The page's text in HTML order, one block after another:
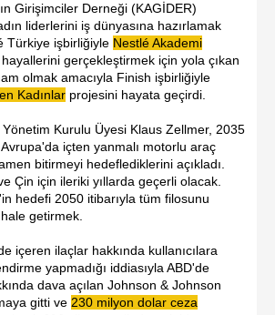
Girişimciler Derneği (KAGİDER)
liderlerini iş dünyasına hazırlamak
Türkiye işbirliğiyle Nestlé Akademi
hayallerini gerçekleştirmek için yola çıkan
olmak amacıyla Finish işbirliğiyle
Kadınlar projesini hayata geçirdi.
Kurulu Üyesi Klaus Zellmer, 2035
Avrupa'da içten yanmalı motorlu araç
bitirmeyi hedeflediklerini açıkladı.
Çin için ileriki yıllarda geçerli olacak.
hedefi 2050 itibarıyla tüm filosunu
hale getirmek.
içeren ilaçlar hakkında kullanıcılara
yapmadığı iddiasıyla ABD'de
dava açılan Johnson & Johnson
gitti ve 230 milyon dolar ceza